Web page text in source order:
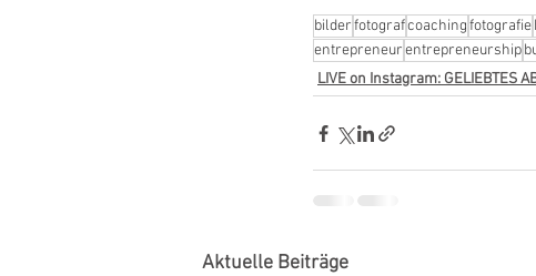
bilderfotografcoachingfotografie
entrepreneurentrepreneurship
LIVE on Instagram: GELIEBTES
Aktuelle Beiträge